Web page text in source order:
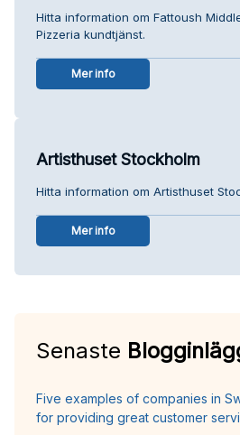
Hitta information om Fattoush
Pizzeria kundtjänst.
Mer info
Artisthuset Stockholm
Hitta information om Artisthuset
Mer info
Senaste
Five examples of companies in
for providing great customer